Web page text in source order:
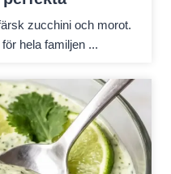
zucchini och morot.
hela familjen ...